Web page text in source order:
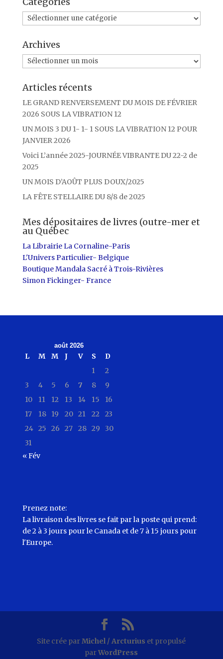
k
r
Catégories
Archives
Archives
Articles récents
LE GRAND RENVERSEMENT DU MOIS DE FÉVRIER
2026 SOUS LA VIBRATION 12
UN MOIS 3 DU 1- 1- 1 SOUS LA VIBRATION 12 POUR
JANVIER 2026
Voici L’année 2025-JOURNÉE VIBRANTE DU 22-2 de
2025
UN MOIS D’AOÛT PLUS DOUX/2025
LA FÊTE STELLAIRE DU 8/8 de 2025
Mes dépositaires de livres (outre-mer et
au Québec
La Librairie La Cornaline-Paris
L'Univers Particulier- Belgique
Boutique Mandala Sacré à Trois-Rivières
Simon Fickinger- France
août 2026
L M M J V S
D
1
2
3
4 5 6 7 8
9
10
11 12 13 14 15
16
17
18 19 20 21 22
23
24 25 26 27 28 29
30
31
« Fév
Prenez note:
La livraison des livres se fait par la poste qui prend:
de 2 à 3 jours pour le Canada et de 7 à 15 jours pour
l'Europe.
Site crée parMichel / Arcturius et propulsé
parWordPress